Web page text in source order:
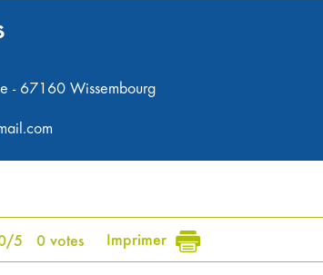
- 67160 Wissembourg
/5 0 votes Imprimer